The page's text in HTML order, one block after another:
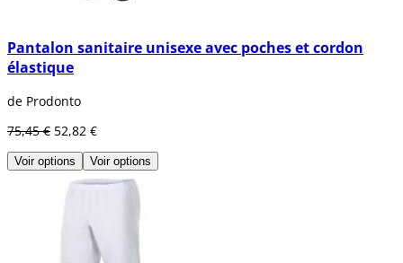
Pantalon sanitaire unisexe avec poches et cordon
élastique
de Prodonto
75,45 € 52,82 €
Voir options Voir options